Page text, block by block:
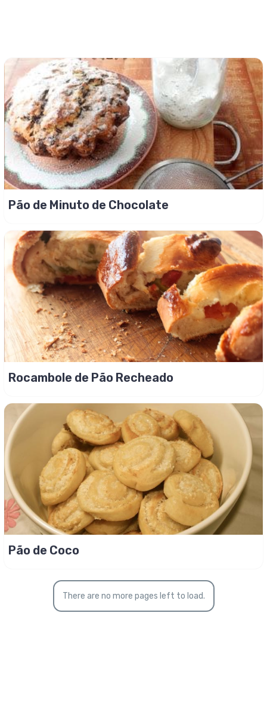
Pão de Minuto de Chocolate
Rocambole de Pão Recheado
Pão de Coco
There are no more pages left to load.